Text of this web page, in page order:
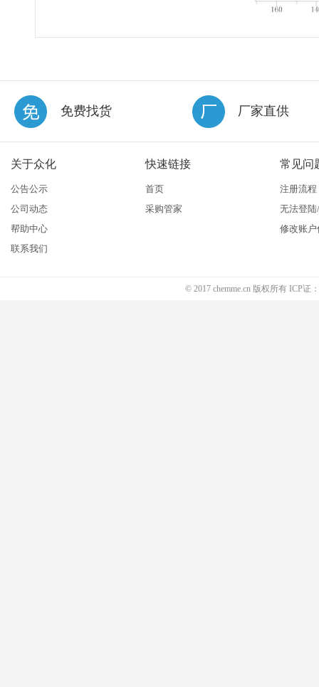
免费找货 厂家直供
关于众化
公告公示
公司动态
帮助中心
联系我们
快速链接
首页
采购管家
常见问
注册流程
无法登
修改账户
© 2017 chemme.cn 版权所有 ICP证：